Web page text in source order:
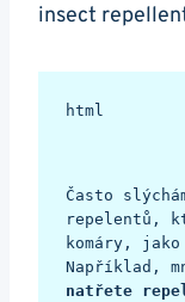
insect
html
Často
repelentů,
komáry,
Například,
natřete